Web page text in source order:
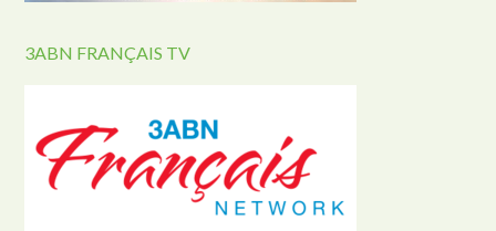
3ABN FRANÇAIS TV